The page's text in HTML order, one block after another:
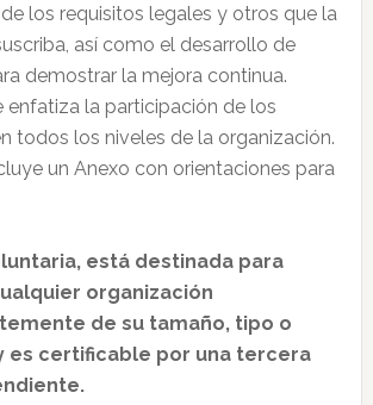
los requisitos legales y otros que la
así como el desarrollo de
demostrar la mejora continua.
enfatiza la participación de los
todos los niveles de la organización.
un Anexo con orientaciones para
está destinada para
organización
de su tamaño, tipo o
es certificable por una tercera